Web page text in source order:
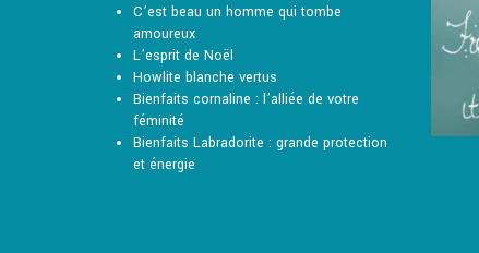
sur
du
produit
C’est beau un homme qui tombe
amoureux
L’esprit de Noël
Howlite blanche vertus
Bienfaits cornaline : l’alliée de votre
féminité
Bienfaits Labradorite : grande protection
et énergie